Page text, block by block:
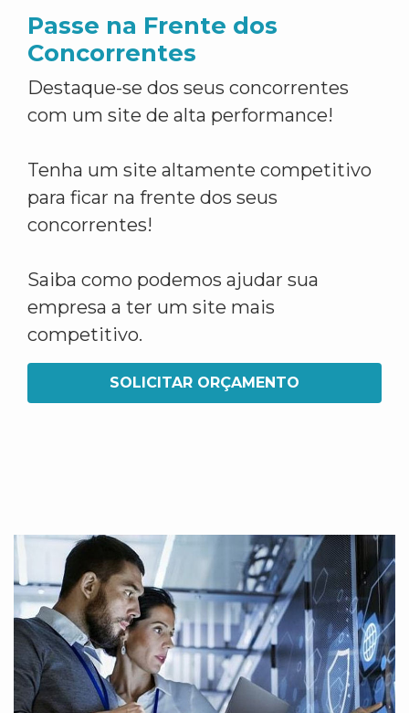
Passe na Frente dos
Concorrentes
Destaque-se dos seus concorrentes
com um site de alta performance!
Tenha um site altamente competitivo
para ficar na frente dos seus
concorrentes!
Saiba como podemos ajudar sua
empresa a ter um site mais
competitivo.
SOLICITAR ORÇAMENTO